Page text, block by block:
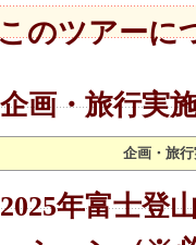
のツアーに
企画・旅行実
企画・旅
2025年富士登